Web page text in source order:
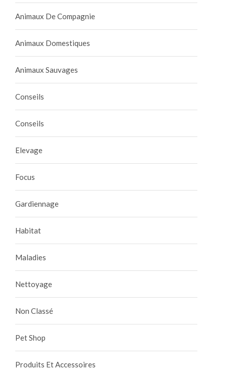
Animaux De Compagnie
Animaux Domestiques
Animaux Sauvages
Conseils
Conseils
Elevage
Focus
Gardiennage
Habitat
Maladies
Nettoyage
Non Classé
Pet Shop
Produits Et Accessoires